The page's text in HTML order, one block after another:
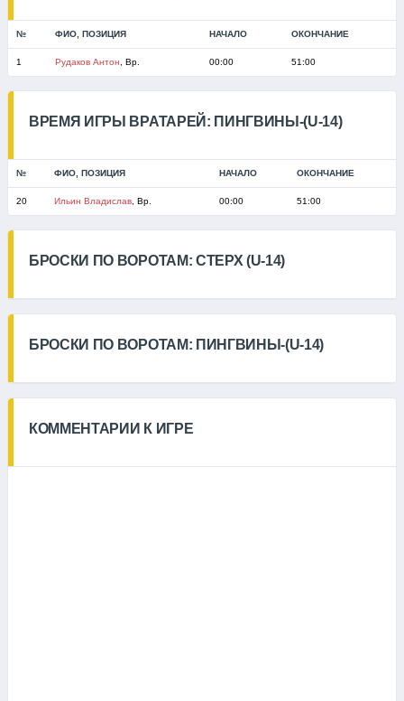
№ ФИО, ПОЗИЦИЯ НАЧАЛО ОКОНЧАНИЕ
1 Рудаков Антон , Вр. 00:00 51:00
ВРЕМЯ ИГРЫ ВРАТАРЕЙ: ПИНГВИНЫ-(U-14)
№ ФИО, ПОЗИЦИЯ НАЧАЛО ОКОНЧАНИЕ
20 Ильин Владислав, Вр. 00:00 51:00
БРОСКИ ПО ВОРОТАМ: СТЕРХ (U-14)
БРОСКИ ПО ВОРОТАМ: ПИНГВИНЫ-(U-14)
КОММЕНТАРИИ К ИГРЕ